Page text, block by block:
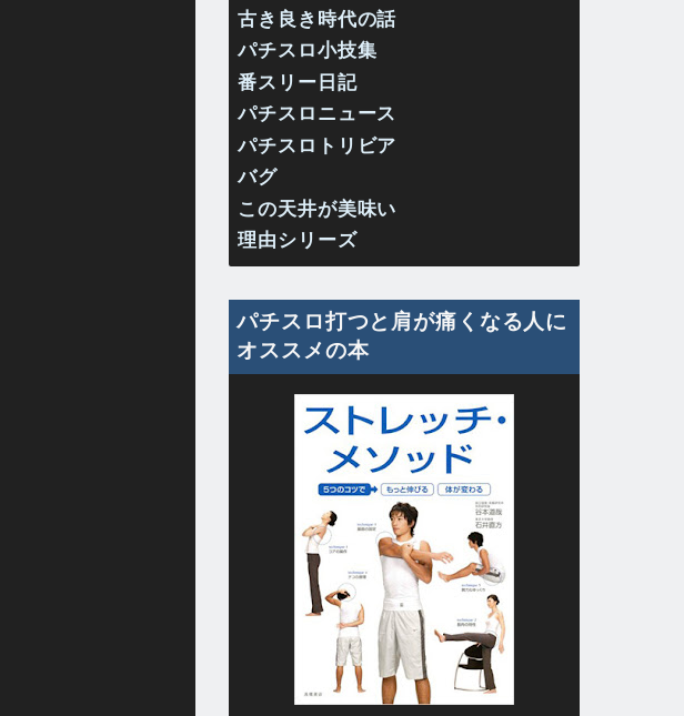
古き良き時代の話
パチスロ小技集
番スリー日記
パチスロニュース
パチスロトリビア
バグ
この天井が美味い
理由シリーズ
パチスロ打つと肩が痛くなる人に
オススメの本